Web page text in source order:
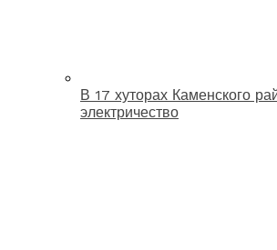
В 17 хуторах Каменского
электричество